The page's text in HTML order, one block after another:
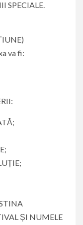
SPECIALE.
va fi:
ȘI NUMELE